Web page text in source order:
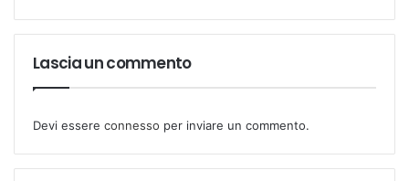
Lascia un commento
Devi essere connesso per inviare un commento.